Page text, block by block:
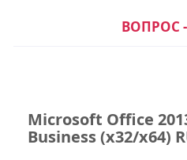
ВОПРОС
Office 2013
Business (x32/
(Коробочная
Microsoft Office
Business (x32/x64)